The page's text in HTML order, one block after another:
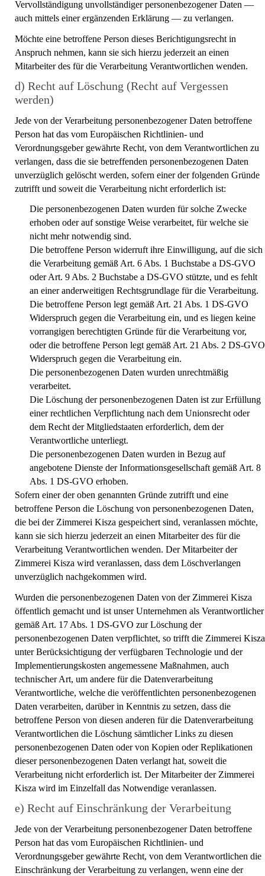
Vervollständigung unvollständiger personenbezogener Daten —
auch mittels einer ergänzenden Erklärung — zu verlangen.
Möchte eine betroffene Person dieses Berichtigungsrecht in
Anspruch nehmen, kann sie sich hierzu jederzeit an einen
Mitarbeiter des für die Verarbeitung Verantwortlichen wenden.
d) Recht auf Löschung (Recht auf Vergessen
werden)
Jede von der Verarbeitung personenbezogener Daten betroffene
Person hat das vom Europäischen Richtlinien- und
Verordnungsgeber gewährte Recht, von dem Verantwortlichen zu
verlangen, dass die sie betreffenden personenbezogenen Daten
unverzüglich gelöscht werden, sofern einer der folgenden Gründe
zutrifft und soweit die Verarbeitung nicht erforderlich ist:
Die personenbezogenen Daten wurden für solche Zwecke
erhoben oder auf sonstige Weise verarbeitet, für welche sie
nicht mehr notwendig sind.
Die betroffene Person widerruft ihre Einwilligung, auf die sich
die Verarbeitung gemäß Art. 6 Abs. 1 Buchstabe a DS-GVO
oder Art. 9 Abs. 2 Buchstabe a DS-GVO stützte, und es fehlt
an einer anderweitigen Rechtsgrundlage für die Verarbeitung.
Die betroffene Person legt gemäß Art. 21 Abs. 1 DS-GVO
Widerspruch gegen die Verarbeitung ein, und es liegen keine
vorrangigen berechtigten Gründe für die Verarbeitung vor,
oder die betroffene Person legt gemäß Art. 21 Abs. 2 DS-GVO
Widerspruch gegen die Verarbeitung ein.
Die personenbezogenen Daten wurden unrechtmäßig
verarbeitet.
Die Löschung der personenbezogenen Daten ist zur Erfüllung
einer rechtlichen Verpflichtung nach dem Unionsrecht oder
dem Recht der Mitgliedstaaten erforderlich, dem der
Verantwortliche unterliegt.
Die personenbezogenen Daten wurden in Bezug auf
angebotene Dienste der Informationsgesellschaft gemäß Art. 8
Abs. 1 DS-GVO erhoben.
Sofern einer der oben genannten Gründe zutrifft und eine
betroffene Person die Löschung von personenbezogenen Daten,
die bei der Zimmerei Kisza gespeichert sind, veranlassen möchte,
kann sie sich hierzu jederzeit an einen Mitarbeiter des für die
Verarbeitung Verantwortlichen wenden. Der Mitarbeiter der
Zimmerei Kisza wird veranlassen, dass dem Löschverlangen
unverzüglich nachgekommen wird.
Wurden die personenbezogenen Daten von der Zimmerei Kisza
öffentlich gemacht und ist unser Unternehmen als Verantwortlicher
gemäß Art. 17 Abs. 1 DS-GVO zur Löschung der
personenbezogenen Daten verpflichtet, so trifft die Zimmerei Kisza
unter Berücksichtigung der verfügbaren Technologie und der
Implementierungskosten angemessene Maßnahmen, auch
technischer Art, um andere für die Datenverarbeitung
Verantwortliche, welche die veröffentlichten personenbezogenen
Daten verarbeiten, darüber in Kenntnis zu setzen, dass die
betroffene Person von diesen anderen für die Datenverarbeitung
Verantwortlichen die Löschung sämtlicher Links zu diesen
personenbezogenen Daten oder von Kopien oder Replikationen
dieser personenbezogenen Daten verlangt hat, soweit die
Verarbeitung nicht erforderlich ist. Der Mitarbeiter der Zimmerei
Kisza wird im Einzelfall das Notwendige veranlassen.
e) Recht auf Einschränkung der Verarbeitung
Jede von der Verarbeitung personenbezogener Daten betroffene
Person hat das vom Europäischen Richtlinien- und
Verordnungsgeber gewährte Recht, von dem Verantwortlichen die
Einschränkung der Verarbeitung zu verlangen, wenn eine der